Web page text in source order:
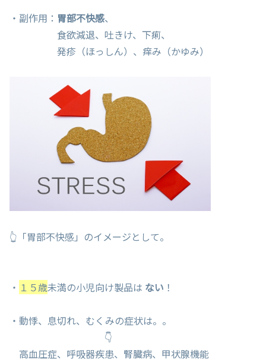
・副作用： 胃部不快感、
食欲減退、吐きけ、下痢、
発疹（ほっしん）、痒み（かゆみ）
👆「胃部不快感」のイメージとして。
・ １５歳未満の小児向け製品は ない ！
・動悸、息切れ、むくみの症状は。。
👇
高血圧症、呼吸器疾患、腎臓病、甲状腺機能